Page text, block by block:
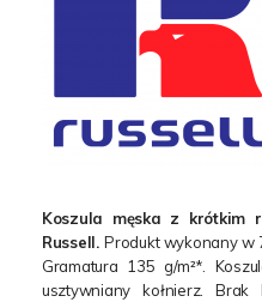
Koszula męska z krótkim
Russell. Produkt wykonany w
Gramatura 135 g/m²*.
usztywniany kołnierz.